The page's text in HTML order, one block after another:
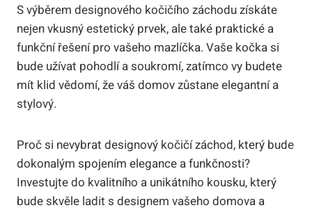
S výběrem designového kočičího záchodu získáte
nejen vkusný estetický prvek, ale také praktické a
funkční řešení pro vašeho mazlíčka. Vaše kočka si
bude užívat pohodlí a soukromí, zatímco vy budete
mít klid vědomí, že váš domov zůstane elegantní a
stylový.
Proč si nevybrat designový kočičí záchod, který bude
dokonalým spojením elegance a funkčnosti?
Investujte do kvalitního a unikátního kousku, který
bude skvěle ladit s designem vašeho domova a